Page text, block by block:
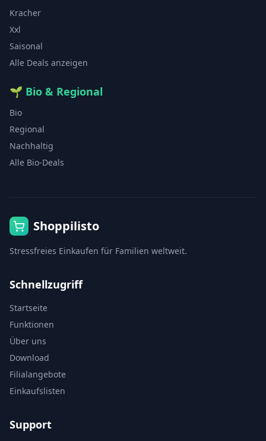
Kracher
Xxl
Saisonal
Alle Deals anzeigen
🌱 Bio & Regional
Bio
Regional
Nachhaltig
Alle Bio-Deals
Shoppilisto
Stressfreies Einkaufen für Familien weltweit.
Schnellzugriff
Startseite
Funktionen
Über uns
Download
Filialangebote
Einkaufslisten
Support